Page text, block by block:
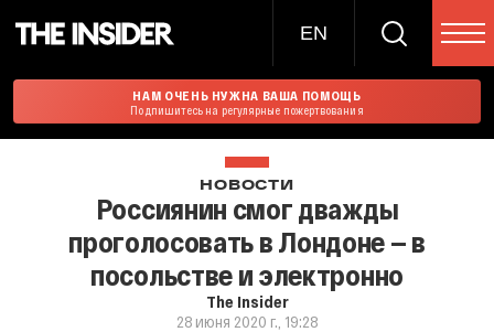
EN
НАМ ОЧЕНЬ НУЖНА ВАША ПОМОЩЬ
Подпишитесь на регулярные пожертвования
НОВОСТИ
Россиянин смог дважды
проголосовать в Лондоне — в
посольстве и электронно
The Insider
28 июня 2020 г., 19:28